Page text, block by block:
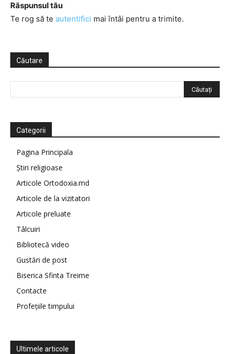
Răspunsul tău
Te rog să te autentifici mai întâi pentru a trimite.
Căutare
Categorii
Pagina Principala
Știri religioase
Articole Ortodoxia.md
Articole de la vizitatori
Articole preluate
Tâlcuiri
Bibliotecă video
Gustări de post
Biserica Sfinta Treime
Contacte
Profețiile timpului
Ultimele articole